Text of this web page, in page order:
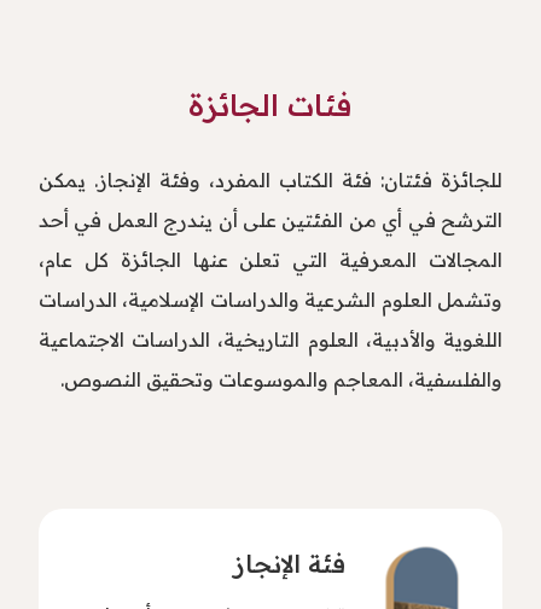
فئات الجائزة
للجائزة فئتان: فئة الكتاب المفرد، وفئة الإنجاز. يمكن
الترشح في أي من الفئتين على أن يندرج العمل في أحد
المجالات المعرفية التي تعلن عنها الجائزة كل عام،
وتشمل العلوم الشرعية والدراسات الإسلامية، الدراسات
اللغوية والأدبية، العلوم التاريخية، الدراسات الاجتماعية
والفلسفية، المعاجم والموسوعات وتحقيق النصوص.
فئة الإنجاز